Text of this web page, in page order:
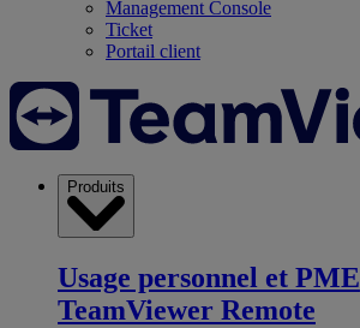
Management Console
Ticket
Portail client
Produits
Usage personnel et PME
TeamViewer Remote